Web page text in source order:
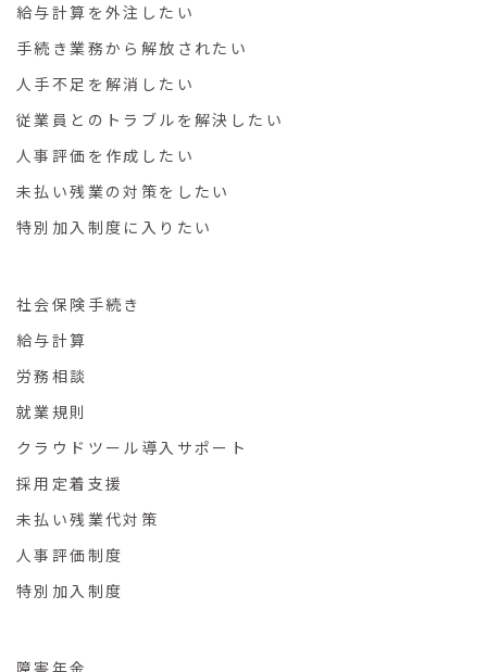
給与計算を外注したい
手続き業務から解放されたい
人手不足を解消したい
従業員とのトラブルを解決したい
人事評価を作成したい
未払い残業の対策をしたい
特別加入制度に入りたい
社会保険手続き
給与計算
労務相談
就業規則
クラウドツール導入サポート
採用定着支援
未払い残業代対策
人事評価制度
特別加入制度